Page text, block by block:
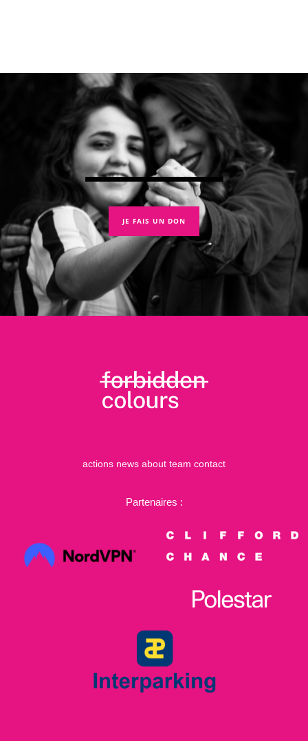
JE FAIS UN DON
actions news about team contact
Partenaires :